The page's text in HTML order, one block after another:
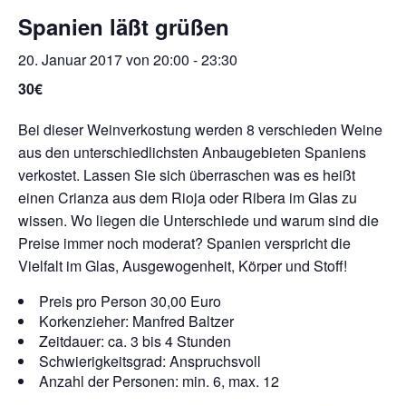
Spanien läßt grüßen
20. Januar 2017 von 20:00 -23:30
30€
Bei dieser Weinverkostung werden 8 verschieden Weine
aus den unterschiedlichsten Anbaugebieten Spaniens
verkostet. Lassen Sie sich überraschen was es heißt
einen Crianza aus dem Rioja oder Ribera im Glas zu
wissen. Wo liegen die Unterschiede und warum sind die
Preise immer noch moderat? Spanien verspricht die
Vielfalt im Glas, Ausgewogenheit, Körper und Stoff!
Preis pro Person 30,00 Euro
Korkenzieher: Manfred Baltzer
Zeitdauer: ca. 3 bis 4 Stunden
Schwierigkeitsgrad: Anspruchsvoll
Anzahl der Personen: min. 6, max. 12